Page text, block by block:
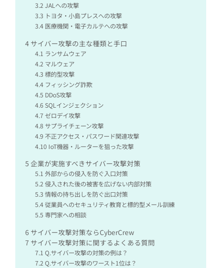
3.2JALへの攻撃
3.3 トヨタ・小島プレスへの攻撃
3.4 医療機関・電子カルテへの攻撃
4 サイバー攻撃の主な種類と手口
4.1 ランサムウェア
4.2 マルウェア
4.3 標的型攻撃
4.4 フィッシング詐欺
4.5 DDoS攻撃
4.6 SQLインジェクション
4.7ゼロデイ攻撃
4.8サプライチェーン攻撃
4.9 不正アクセス・パスワード関連攻撃
4.10 IoT機器・ルーターを狙った攻撃
5 企業が実施すべきサイバー攻撃対策
5.1 外部からの侵入を防ぐ入口対策
5.2侵入された後の被害を広げない内部対策
5.3 情報の持ち出しを防ぐ出口対策
5.4従業員へのセキュリティ教育と標的型メール訓練
5.5 専門家への相談
6 サイバー攻撃対策ならCyberCrew
7 サイバー攻撃対策に関するよくある質問
7.1 Q.サイバー攻撃の対策の例は？
7.2Q.サイバー攻撃のワースト1位は？